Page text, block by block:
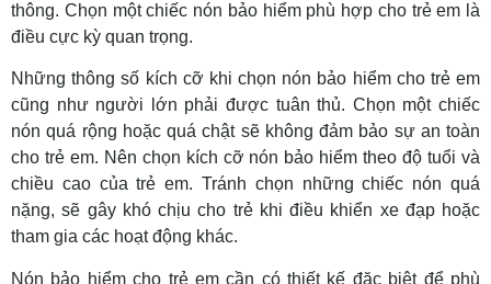
thông. Chọn một chiếc nón bảo hiểm phù hợp cho trẻ em là
điều cực kỳ quan trọng.
Những thông số kích cỡ khi chọn nón bảo hiểm cho trẻ em
cũng như người lớn phải được tuân thủ. Chọn một chiếc
nón quá rộng hoặc quá chật sẽ không đảm bảo sự an toàn
cho trẻ em. Nên chọn kích cỡ nón bảo hiểm theo độ tuổi và
chiều cao của trẻ em. Tránh chọn những chiếc nón quá
nặng, sẽ gây khó chịu cho trẻ khi điều khiển xe đạp hoặc
tham gia các hoạt động khác.
Nón bảo hiểm cho trẻ em cần có thiết kế đặc biệt để phù